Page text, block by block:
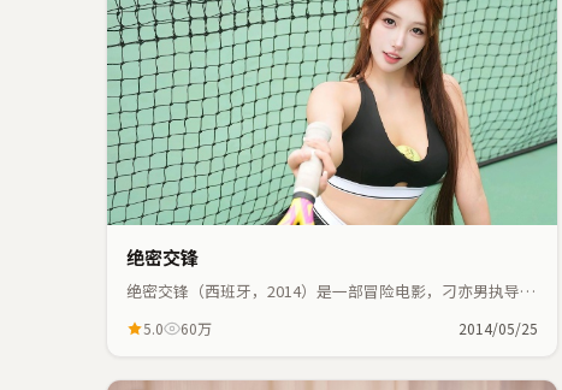
绝密交锋
绝密交锋（西班牙，2014）是一部冒险电影，刁亦男执导，
奏紧凑。
5.0 60万 2014/05/25